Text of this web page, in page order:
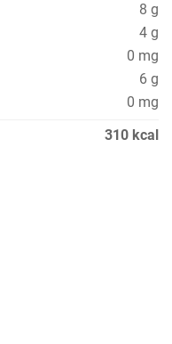
8 g
4 g
0 mg
6 g
0 mg
310 kcal